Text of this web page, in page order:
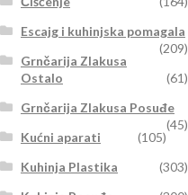
Escajg i kuhinjska pomagala
(209)
Grnčarija Zlakusa
Ostalo
(61)
Grnčarija Zlakusa Posuđe
(45)
Kućni aparati
(105)
Kuhinja Plastika
(303)